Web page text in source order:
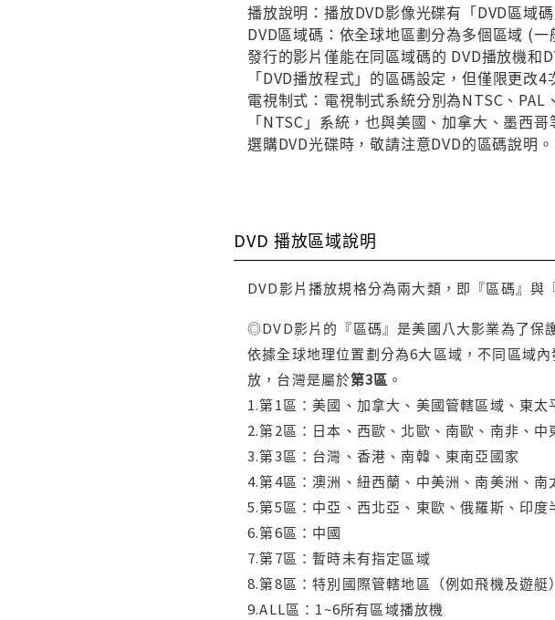
播放說明：播放DVD影像光碟有「DVD區域
DVD區域碼：依全球地區劃分為多個區域 (
發行的影片僅能在同區域碼的 DVD播放機和
「DVD播放程式」的區碼設定，但僅限更改
電視制式：電視制式系統分別為NTSC、
「NTSC」系統，也與美國、加拿大、墨西
選購DVD光碟時，敬請注意DVD的區碼說明
DVD 播放區域說明
DVD影片播放規格分為兩大類，即『區碼』與
◎DVD影片的『區碼』是美國八大影業為了保
依據全球地理位置劃分為6大區域，不同區域
放，台灣是屬於第3區 。
1.第1區：美國、加拿大、美國管轄區域、東太
2.第2區：日本、西歐、北歐、南歐、南非、中
3.第3區：台灣、香港、南韓、東南亞國家
4.第4區：澳洲、紐西蘭、中美洲、南美洲、南
5.第5區：中亞、西北亞、東歐、俄羅斯、印度
6.第6區：中國
7.第7區：暫時未有指定區域
8.第8區：特別國際管轄地區（例如飛機及遊艇）
9.ALL區：1~6所有區域播放機